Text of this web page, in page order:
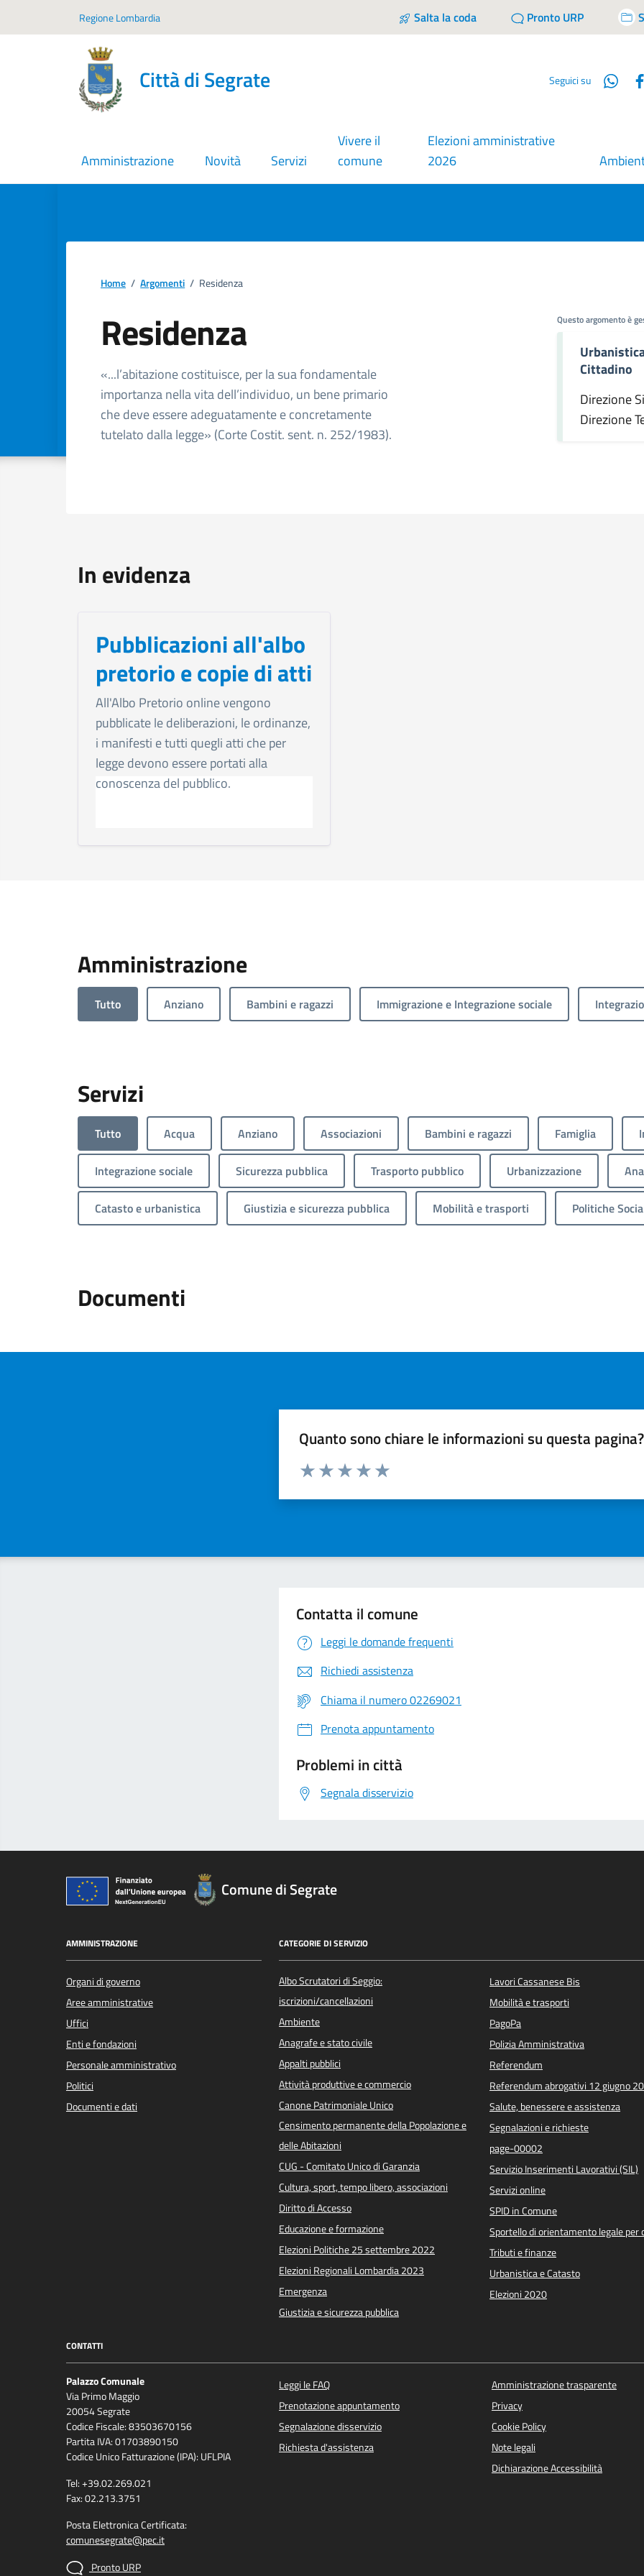
Regione Lombardia Salta la coda Pronto URP
Città di Segrate Seguici su
Amministrazione Novità Servizi
Vivere il
comune
Elezioni amministrative
2026
Home / Argomenti / Residenza
Residenza
Dettagli dell'argomento
«...l’abitazione costituisce, per la sua fondamentale
importanza nella vita dell’individuo, un bene primario
che deve essere adeguatamente e concretamente
tutelato dalla legge» (Corte Costit. sent. n. 252/1983).
Questo argomento è
Cittadino
Direzione
Direzione
In evidenza
Pubblicazioni all'albo
pretorio e copie di atti
All'Albo Pretorio online vengono
pubblicate le deliberazioni, le ordinanze,
i manifesti e tutti quegli atti che per
legge devono essere portati alla
conoscenza del pubblico.
Amministrazione
Tutto Anziano Bambini e ragazzi Immigrazione e Integrazione sociale
Servizi
Tutto Acqua Anziano Associazioni Bambini e ragazzi Famiglia
Integrazione sociale Sicurezza pubblica Trasporto pubblico Urbanizzazione
Catasto e urbanistica Giustizia e sicurezza pubblica Mobilità e trasporti Politiche
Documenti
Quanto sono chiare le informazioni su questa pagina?
Valuta da 1 a 5 stelle la pagina
Contatta il comune
Leggi le domande frequenti
Richiedi assistenza
Chiama il numero 02269021
Prenota appuntamento
Problemi in città
Segnala disservizio
Comune di Segrate
AMMINISTRAZIONE
Organi di governo
Aree amministrative
Uffici
Enti e fondazioni
Personale amministrativo
Politici
Documenti e dati
CATEGORIE DI SERVIZIO
Albo Scrutatori di Seggio:
iscrizioni/cancellazioni
Ambiente
Anagrafe e stato civile
Appalti pubblici
Attività produttive e commercio
Canone Patrimoniale Unico
Censimento permanente della Popolazione e
delle Abitazioni
CUG - Comitato Unico di Garanzia
Cultura, sport, tempo libero, associazioni
Diritto di Accesso
Educazione e formazione
Elezioni Politiche 25 settembre 2022
Elezioni Regionali Lombardia 2023
Emergenza
Giustizia e sicurezza pubblica
Lavori Cassanese Bis
Mobilità e trasporti
PagoPa
Polizia Amministrativa
Referendum
Referendum abrogativi 12 giugno
Salute, benessere e assistenza
Segnalazioni e richieste
page-00002
Servizio Inserimenti Lavorativi (SIL)
Servizi online
SPID in Comune
Sportello di orientamento legale per
Tributi e finanze
Urbanistica e Catasto
Elezioni 2020
CONTATTI
Palazzo Comunale
Via Primo Maggio
20054 Segrate
Codice Fiscale: 83503670156
Partita IVA: 01703890150
Codice Unico Fatturazione (IPA): UFLPIA
Tel: +39.02.269.021
Fax: 02.213.3751
Posta Elettronica Certificata:
comunesegrate@pec.it
Pronto URP
Leggi le FAQ
Prenotazione appuntamento
Segnalazione disservizio
Richiesta d'assistenza
Amministrazione trasparente
Privacy
Cookie Policy
Note legali
Dichiarazione Accessibilità